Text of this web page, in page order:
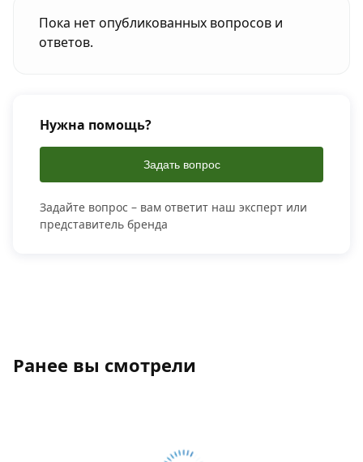
Пока нет опубликованных вопросов и
ответов.
Нужна помощь?
Задать вопрос
Задайте вопрос – вам ответит наш эксперт или
представитель бренда
Ранее вы смотрели